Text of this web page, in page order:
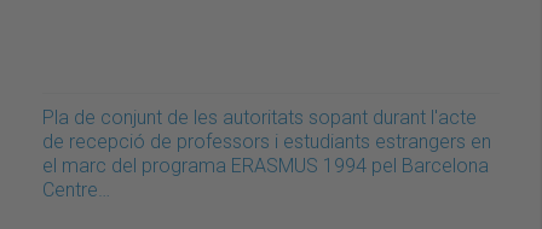
Pla de conjunt de les autoritats sopant durant l'acte
de recepció de professors i estudiants estrangers en
el marc del programa ERASMUS 1994 pel Barcelona
Centre…